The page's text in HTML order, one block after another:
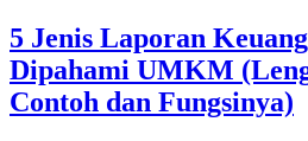
5 Jenis Laporan
Dipahami UMKM
Contoh dan Fungsinya)